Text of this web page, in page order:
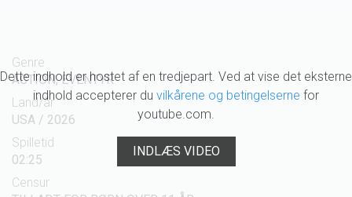
Dette indhold er hostet af en tredjepart. Ved at vise det eksterne
indhold accepterer du vilkårene og betingelserne for
youtube.com.
INDLÆS VIDEO
Genre
ACTION, EVENTYR
Land/år
USA / 2026
Spilletid
02:25
Censur